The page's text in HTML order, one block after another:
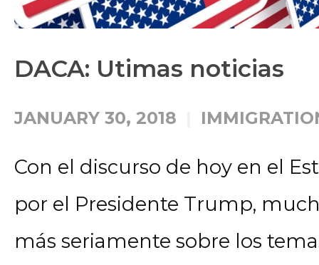
DACA: Utimas noticias
JANUARY 30, 2018
Con el discurso de hoy en el
por el Presidente Trump,
más seriamente sobre los